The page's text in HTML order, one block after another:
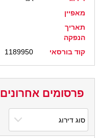
מאפיין
תאריך
הנפקה
קוד בורסאי
1189950
פרסומים אחרונים